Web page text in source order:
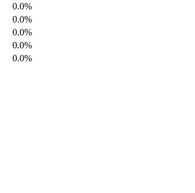
0.0%
0.0%
0.0%
0.0%
0.0%